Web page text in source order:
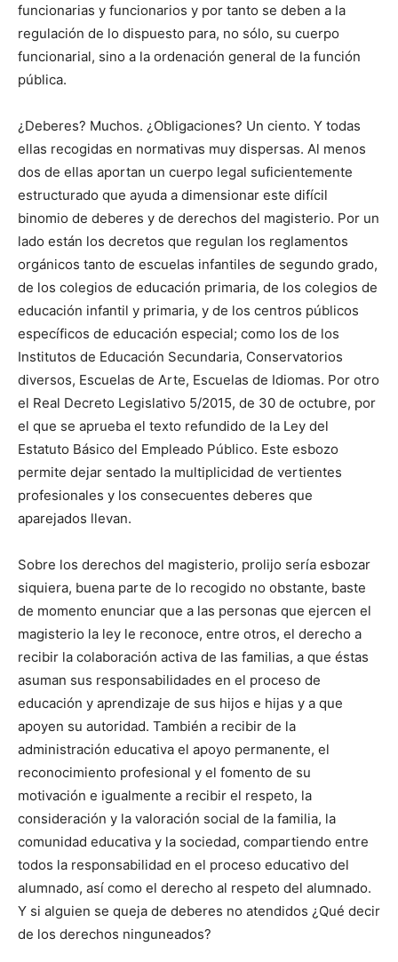
funcionarias y funcionarios y por tanto se deben a la
regulación de lo dispuesto para, no sólo, su cuerpo
funcionarial, sino a la ordenación general de la función
pública.
¿Deberes? Muchos. ¿Obligaciones? Un ciento. Y todas
ellas recogidas en normativas muy dispersas. Al menos
dos de ellas aportan un cuerpo legal suficientemente
estructurado que ayuda a dimensionar este difícil
binomio de deberes y de derechos del magisterio. Por un
lado están los decretos que regulan los reglamentos
orgánicos tanto de escuelas infantiles de segundo grado,
de los colegios de educación primaria, de los colegios de
educación infantil y primaria, y de los centros públicos
específicos de educación especial; como los de los
Institutos de Educación Secundaria, Conservatorios
diversos, Escuelas de Arte, Escuelas de Idiomas. Por otro
el Real Decreto Legislativo 5/2015, de 30 de octubre, por
el que se aprueba el texto refundido de la Ley del
Estatuto Básico del Empleado Público. Este esbozo
permite dejar sentado la multiplicidad de vertientes
profesionales y los consecuentes deberes que
aparejados llevan.
Sobre los derechos del magisterio, prolijo sería esbozar
siquiera, buena parte de lo recogido no obstante, baste
de momento enunciar que a las personas que ejercen el
magisterio la ley le reconoce, entre otros, el derecho a
recibir la colaboración activa de las familias, a que éstas
asuman sus responsabilidades en el proceso de
educación y aprendizaje de sus hijos e hijas y a que
apoyen su autoridad. También a recibir de la
administración educativa el apoyo permanente, el
reconocimiento profesional y el fomento de su
motivación e igualmente a recibir el respeto, la
consideración y la valoración social de la familia, la
comunidad educativa y la sociedad, compartiendo entre
todos la responsabilidad en el proceso educativo del
alumnado, así como el derecho al respeto del alumnado.
Y si alguien se queja de deberes no atendidos ¿Qué decir
de los derechos ninguneados?